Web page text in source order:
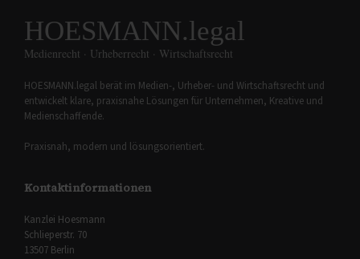
HOESMANN.legal
Medienrecht · Urheberrecht · Wirtschaftsrecht
HOESMANN.legal berät im Medien-, Urheber- und Wirtschaftsrecht und
entwickelt klare, praxisnahe Lösungen für Unternehmen, Kreative und
Medienschaffende.
Praxisnah, modern und lösungsorientiert.
Kontaktinformationen
Kanzlei Hoesmann
Schlieperstr. 70
13507 Berlin